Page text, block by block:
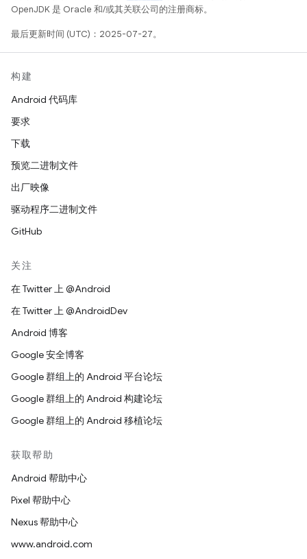
OpenJDK 是 Oracle 和/或其关联公司的注册商标。
最后更新时间 (UTC)：2025-07-27。
构建
Android 代码库
要求
下载
预览二进制文件
出厂映像
驱动程序二进制文件
GitHub
关注
在 Twitter 上 @Android
在 Twitter 上 @AndroidDev
Android 博客
Google 安全博客
Google 群组上的 Android 平台论坛
Google 群组上的 Android 构建论坛
Google 群组上的 Android 移植论坛
获取帮助
Android 帮助中心
Pixel 帮助中心
Nexus 帮助中心
www.android.com